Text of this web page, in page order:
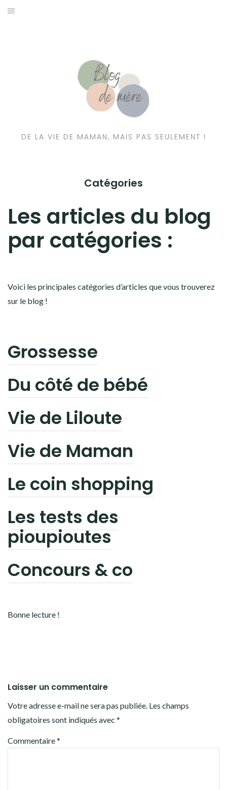
DE LA VIE DE MAMAN, MAIS PAS SEULEMENT !
Catégories
Les articles du blog
par catégories :
Voici les principales catégories d’articles que vous trouverez
sur le blog !
Grossesse
Du côté de bébé
Vie de Liloute
Vie de Maman
Le coin shopping
Les tests des
pioupioutes
Concours & co
Bonne lecture !
Laisser un commentaire
Votre adresse e-mail ne sera pas publiée. Les champs
obligatoires sont indiqués avec *
Commentaire*
RESSOURCES NUTRITION & PARENTALITÉ